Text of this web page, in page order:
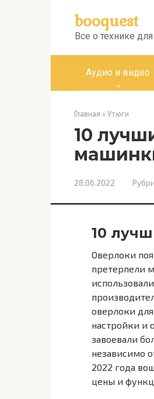
booquest
Все о технике
Аудио и видео
Главная »Утюги
10
28.06.2022
10
Оверлоки
претерпели
оверлоки
настройки и
завоевали
независимо
2022 года
цены и